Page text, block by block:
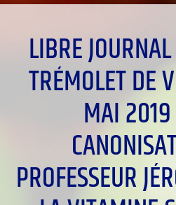
LIBRE
TRÉMOLET DE
MAI
PROFESSEUR